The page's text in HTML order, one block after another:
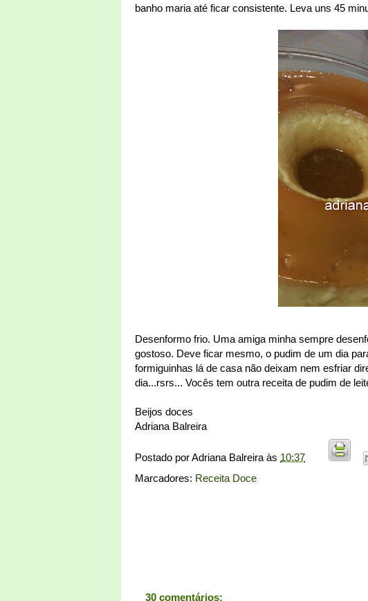
banho maria até ficar consistente. Leva uns 45
Desenformo frio. Uma amiga minha sempre
gostoso. Deve ficar mesmo, o pudim de um dia
formiguinhas lá de casa não deixam nem esfriar
dia...rsrs... Vocês tem outra receita de pudim de
Beijos doces
Adriana Balreira
Postado porAdriana Balreira às 10:37
Marcadores: Receita Doce
30 comentários: